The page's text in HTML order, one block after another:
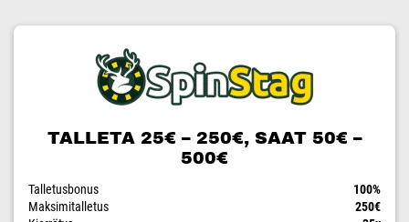
TALLETA 25€ – 250€, SAAT 50€ –
500€
Talletusbonus
100%
Maksimitalletus
250€